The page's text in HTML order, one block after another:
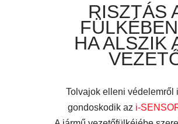
RISZTÁS
HA ALSZIK
Tolvajok elleni védelemről
gondoskodik az i-